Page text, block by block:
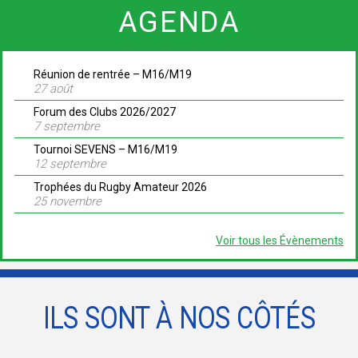
AGENDA
Réunion de rentrée – M16/M19
27 août
Forum des Clubs 2026/2027
7 septembre
Tournoi SEVENS – M16/M19
12 septembre
Trophées du Rugby Amateur 2026
25 novembre
Voir tous les Évènements
ILS SONT À NOS CÔTÉS